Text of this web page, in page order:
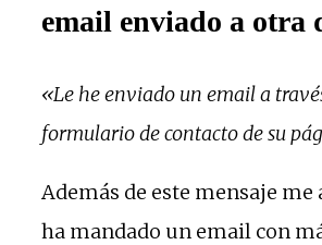
email enviado a otra
«Le he enviado un email a
formulario de contacto de su
Además de este mensaje me
ha mandado un email con